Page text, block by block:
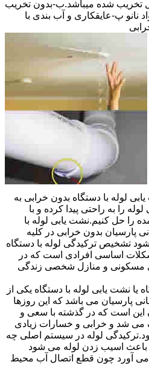
شده میباشد.ب-بدون تخریب
نانو پ-عایقکاری و آب بندی با
لوله با دستگاه بدون خرابی به
را به راحتی پیدا کرده و با
را حل کنیم.نشت یابی لوله با
پارسیان بدون خرابی در کلیه
تشخیص ترکیدگی لوله با دستگاه
اساسی افرادی است که در
مسکونی و منازل شخصی زندگی
یا نشت یابی لوله با دستگاه یکی از
پارسیان می باشد که این روزها
این است که در گذشته با سعی و
شد و خرابی و خسارات زیادی
لوله در سیستم اصلی چه
باعث اسیب زدن لوله می شود
می آورد چون قطع اتصال آب محیط